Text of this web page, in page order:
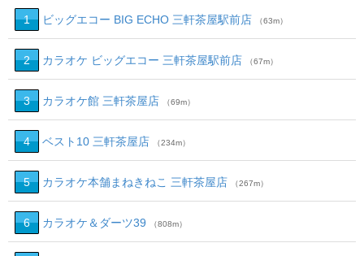
1 ビッグエコー BIG ECHO 三軒茶屋駅前店 （63m）
2 カラオケ ビッグエコー 三軒茶屋駅前店 （67m）
3 カラオケ館 三軒茶屋店 （69m）
4 ベスト10 三軒茶屋店 （234m）
5 カラオケ本舗まねきねこ 三軒茶屋店 （267m）
6 カラオケ＆ダーツ39 （808m）